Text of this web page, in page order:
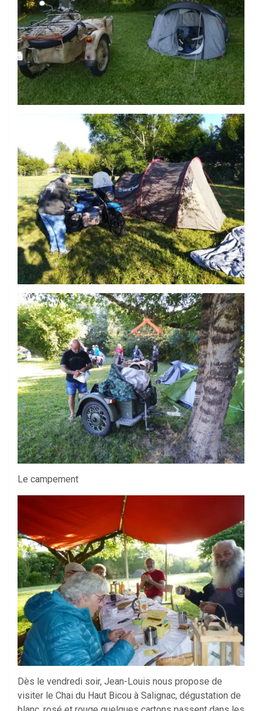
Le campement
Dès le vendredi soir, Jean-Louis nous propose de
visiter le Chai du Haut Bicou à Salignac, dégustation de